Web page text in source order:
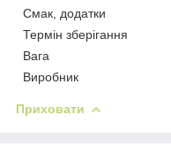
Смак, додатки
Термін зберігання
Вага
Виробник
Приховати